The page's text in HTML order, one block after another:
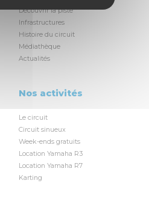
Découvrir la piste
Infrastructures
Histoire du circuit
Médiathèque
Actualités
Nos activités
Le circuit
Circuit sinueux
Week-ends gratuits
Location Yamaha R3
Location Yamaha R7
Karting